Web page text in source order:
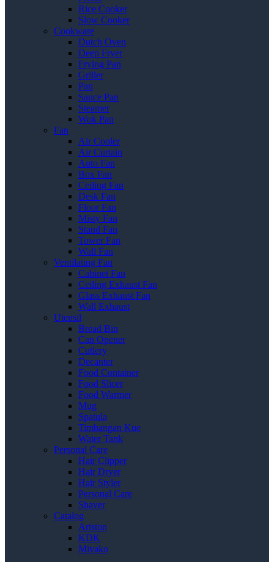
Rice Cooker
Slow Cooker
Cookware
Dutch Oven
Deep Fryer
Frying Pan
Griller
Pan
Sauce Pan
Steamer
Wok Pan
Fan
Air Cooler
Air Curtain
Auto Fan
Box Fan
Ceiling Fan
Desk Fan
Floor Fan
Misty Fan
Stand Fan
Tower Fan
Wall Fan
Ventilating Fan
Cabinet Fan
Ceiling Exhaust Fan
Glass Exhaust Fan
Wall Exhaust
Utensil
Bread Bin
Can Opener
Cutlery
Decanter
Food Container
Food Slicer
Food Warmer
Mug
Spatula
Timbangan Kue
Water Tank
Personal Care
Hair Clipper
Hair Dryer
Hair Styler
Personal Care
Shaver
Catalog
Ariston
KDK
Miyako